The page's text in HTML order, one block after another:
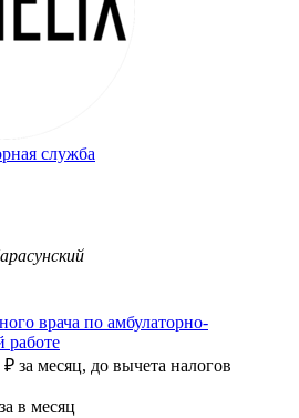
служба
врача по амбулаторно-
работе
₽ за месяц, до вычета налогов
в месяц